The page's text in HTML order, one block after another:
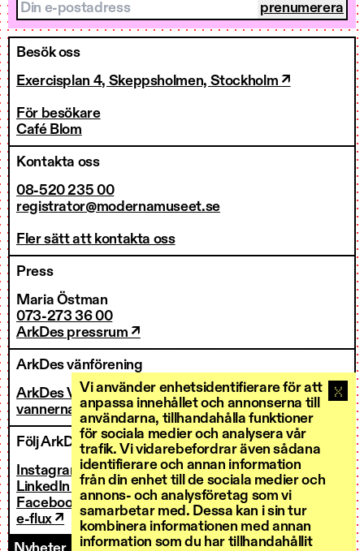
Vi använder enhetsidentifierare för att
anpassa innehållet och annonserna till
användarna, tillhandahålla funktioner
för sociala medier och analysera vår
trafik. Vi vidarebefordrar även sådana
identifierare och annan information
från din enhet till de sociala medier och
annons- och analysföretag som vi
samarbetar med. Dessa kan i sin tur
kombinera informationen med annan
information som du har tillhandahållit
Din e-postadress
Besök oss
Exercisplan 4, Skeppsholmen, Stockholm ↗
För besökare
Café Blom
Kontakta oss
08-520 235 00
registrator@modernamuseet.se
Fler sätt att kontakta oss
Press
Maria Östman
073-273 36 00
ArkDes pressrum ↗
ArkDes vänförening
ArkDes Vänner
vannerna@arkdes.se
Följ ArkDes
Instagram ↗
LinkedIn ↗
Facebook ↗
e-flux ↗